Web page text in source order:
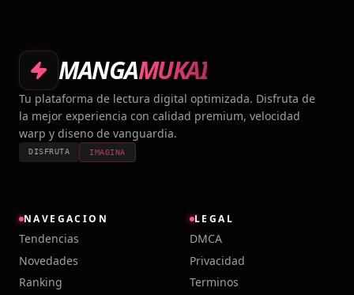
MANGAMUKAI
Tu plataforma de lectura digital optimizada. Disfruta de
la mejor experiencia con calidad premium, velocidad
warp y diseno de vanguardia.
DISFRUTA IMAGINA
NAVEGACION
Tendencias
Novedades
Ranking
LEGAL
DMCA
Privacidad
Terminos